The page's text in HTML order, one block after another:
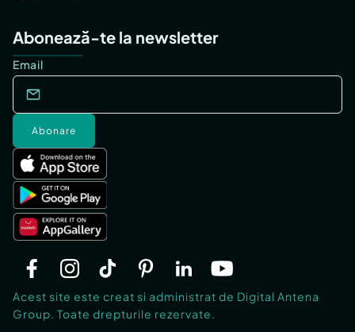
Abonează-te la newsletter
Email
Abonare
Acest site este creat si administrat de Digital Antena
Group. Toate drepturile rezervate.